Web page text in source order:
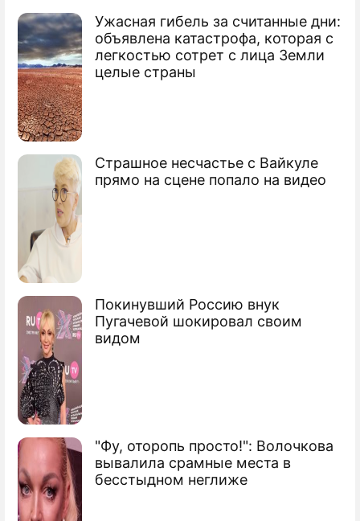
Ужасная гибель за считанные дни:
объявлена катастрофа, которая с
легкостью сотрет с лица Земли
целые страны
Страшное несчастье с Вайкуле
прямо на сцене попало на видео
Покинувший Россию внук
Пугачевой шокировал своим
видом
"Фу, оторопь просто!": Волочкова
вывалила срамные места в
бесстыдном неглиже